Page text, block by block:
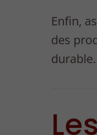
Enfin,
des
durable.